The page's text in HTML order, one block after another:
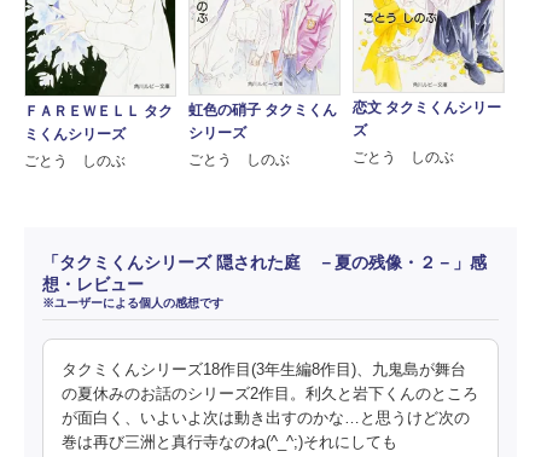
ＦＡＲＥＷＥＬＬ タク
ミくんシリーズ
ごとう しのぶ
虹色の硝子 タクミくん
シリーズ
ごとう しのぶ
恋文 タクミくんシリー
ズ
ごとう しのぶ
「タクミくんシリーズ 隠された庭 －夏の残像・２－」感
想・レビュー
※ユーザーによる個人の感想です
タクミくんシリーズ18作目(3年生編8作目)、九鬼島が舞台
の夏休みのお話のシリーズ2作目。利久と岩下くんのところ
が面白く、いよいよ次は動き出すのかな…と思うけど次の
巻は再び三洲と真行寺なのね(^_^;)それにしても